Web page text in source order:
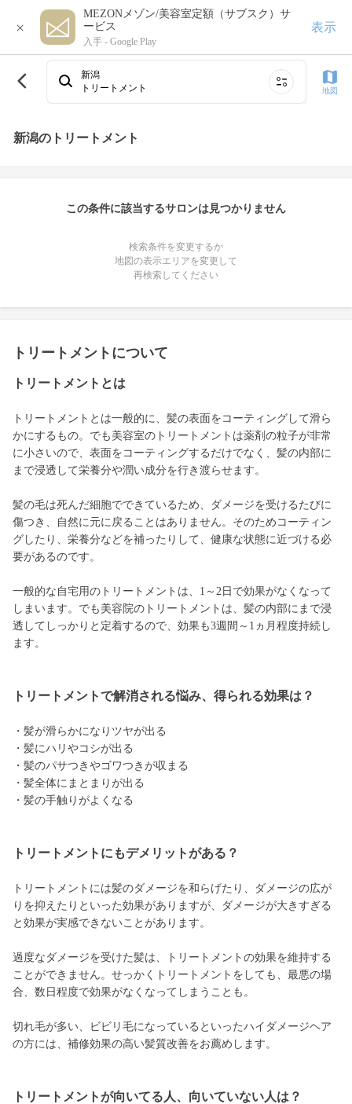
×
MEZONメゾン/美容室定額（サブスク）サ
ービス
入手 - Google Play
表示
新潟
トリートメント
地図
新潟のトリートメント
この条件に該当するサロンは見つかりません
検索条件を変更するか
地図の表示エリアを変更して
再検索してください
トリートメントについて
トリートメントとは
トリートメントとは一般的に、髪の表面をコーティングして滑ら
かにするもの。でも美容室のトリートメントは薬剤の粒子が非常
に小さいので、表面をコーティングするだけでなく、髪の内部に
まで浸透して栄養分や潤い成分を行き渡らせます。
髪の毛は死んだ細胞でできているため、ダメージを受けるたびに
傷つき、自然に元に戻ることはありません。そのためコーティン
グしたり、栄養分などを補ったりして、健康な状態に近づける必
要があるのです。
一般的な自宅用のトリートメントは、1～2日で効果がなくなって
しまいます。でも美容院のトリートメントは、髪の内部にまで浸
透してしっかりと定着するので、効果も3週間～1ヵ月程度持続し
ます。
トリートメントで解消される悩み、得られる効果は？
・髪が滑らかになりツヤが出る
・髪にハリやコシが出る
・髪のパサつきやゴワつきが収まる
・髪全体にまとまりが出る
・髪の手触りがよくなる
トリートメントにもデメリットがある？
トリートメントには髪のダメージを和らげたり、ダメージの広が
りを抑えたりといった効果がありますが、ダメージが大きすぎる
と効果が実感できないことがあります。
過度なダメージを受けた髪は、トリートメントの効果を維持する
ことができません。せっかくトリートメントをしても、最悪の場
合、数日程度で効果がなくなってしまうことも。
切れ毛が多い、ビビリ毛になっているといったハイダメージヘア
の方には、補修効果の高い髪質改善をお薦めします。
トリートメントが向いてる人、向いていない人は？